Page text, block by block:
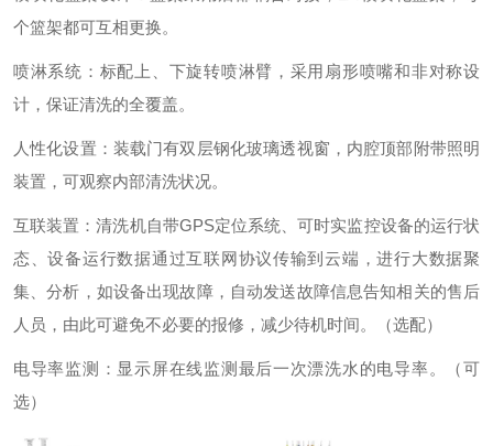
个篮架都可互相更换。
喷淋系统：标配上、下旋转喷淋臂，采用扇形喷嘴和非对称设
计，保证清洗的全覆盖。
人性化设置：装载门有双层钢化玻璃透视窗，内腔顶部附带照明
装置，可观察内部清洗状况。
互联装置：清洗机自带GPS定位系统、可时实监控设备的运行状
态、设备运行数据通过互联网协议传输到云端，进行大数据聚
集、分析，如设备出现故障，自动发送故障信息告知相关的售后
人员，由此可避免不必要的报修，减少待机时间。（选配）
电导率监测：显示屏在线监测最后一次漂洗水的电导率。（可
选）